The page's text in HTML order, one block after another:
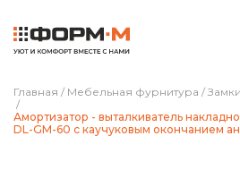
Главная / Мебельная фурнитура /
/
Амортизатор - выталкиватель
DL-GM-60 с каучуковым окончанием